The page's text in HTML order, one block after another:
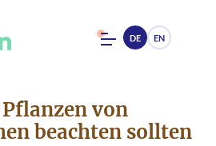
DE EN
von
beachten sollten